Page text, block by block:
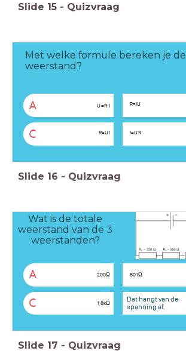
Slide 15 - Quizvraag
Met welke formule bereken je de
weerstand?
A U=R⋅I R=IU
C R=UI I=UR
Slide 16 - Quizvraag
Wat is de totale
weerstand van de 3
weerstanden?
A 200Ω 801Ω
C 1 ,8kΩ
Dat hangt van de
spanning af.
Slide 17 - Quizvraag